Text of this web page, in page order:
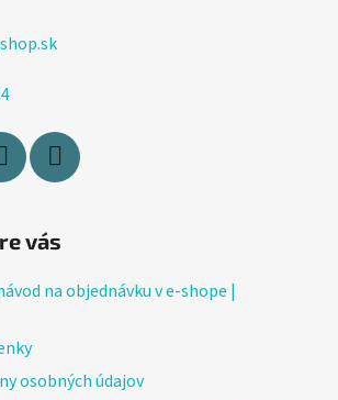
vás
na objednávku v e-shope |
osobných údajov